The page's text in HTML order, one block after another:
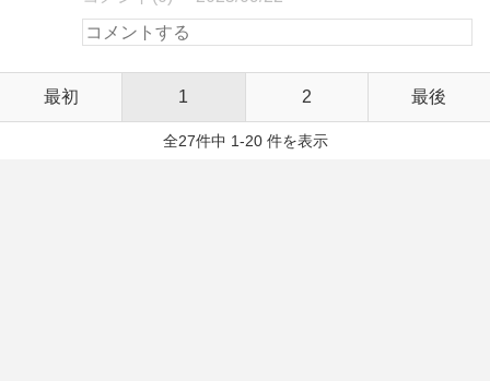
最初 1 2 最後
全27件中 1-20 件を表示